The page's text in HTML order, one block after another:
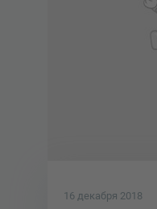
16 декабря 2018